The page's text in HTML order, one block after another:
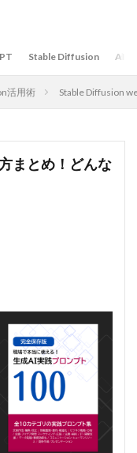
Stable Diffusion AIサ
活用術 Stable Diffusion
まとめ！どんな